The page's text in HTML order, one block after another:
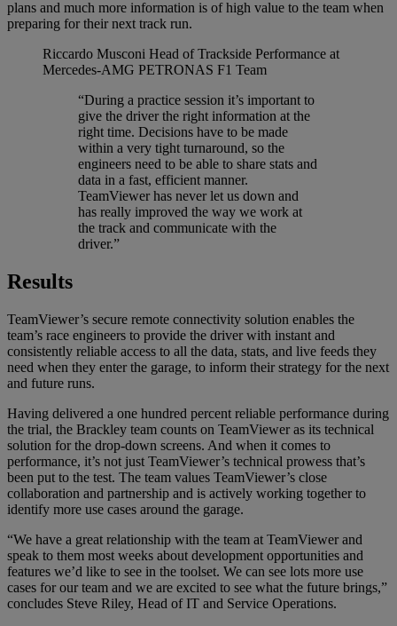
plans and much more information is of high value to the team when
preparing for their next track run.
Riccardo Musconi Head of Trackside Performance at
Mercedes-AMG PETRONAS F1 Team
“During a practice session it’s important to
give the driver the right information at the
right time. Decisions have to be made
within a very tight turnaround, so the
engineers need to be able to share stats and
data in a fast, efficient manner.
TeamViewer has never let us down and
has really improved the way we work at
the track and communicate with the
driver.”
Results
TeamViewer’s secure remote connectivity solution enables the
team’s race engineers to provide the driver with instant and
consistently reliable access to all the data, stats, and live feeds they
need when they enter the garage, to inform their strategy for the next
and future runs.
Having delivered a one hundred percent reliable performance during
the trial, the Brackley team counts on TeamViewer as its technical
solution for the drop-down screens. And when it comes to
performance, it’s not just TeamViewer’s technical prowess that’s
been put to the test. The team values TeamViewer’s close
collaboration and partnership and is actively working together to
identify more use cases around the garage.
“We have a great relationship with the team at TeamViewer and
speak to them most weeks about development opportunities and
features we’d like to see in the toolset. We can see lots more use
cases for our team and we are excited to see what the future brings,”
concludes Steve Riley, Head of IT and Service Operations.